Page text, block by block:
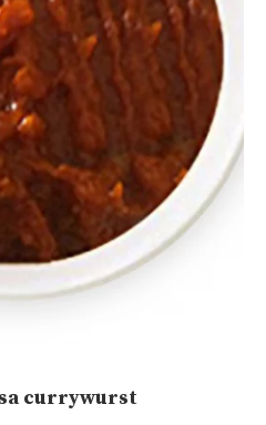
currywurst